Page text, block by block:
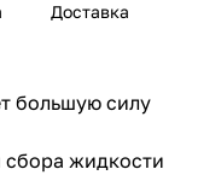
Доставка
большую силу
жидкости